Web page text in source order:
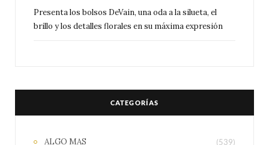
Presenta los bolsos DeVain, una oda a la silueta, el
brillo y los detalles florales en su máxima expresión
CATEGORÍAS
ALGO MAS (539)